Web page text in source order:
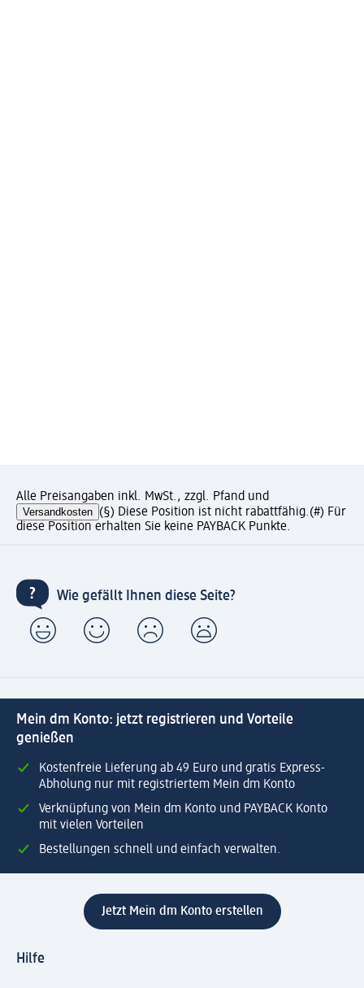
Alle Preisangaben inkl. MwSt., zzgl. Pfand und
Versandkosten (§) Diese Position ist nicht rabattfähig.(#) Für
diese Position erhalten Sie keine PAYBACK Punkte.
Wie gefällt Ihnen diese Seite?
Mein dm Konto: jetzt registrieren und Vorteile
genießen
Kostenfreie Lieferung ab 49 Euro und gratis Express-
Abholung nur mit registriertem Mein dm Konto
Verknüpfung von Mein dm Konto und PAYBACK Konto
mit vielen Vorteilen
Bestellungen schnell und einfach verwalten.
Jetzt Mein dm Konto erstellen
Hilfe